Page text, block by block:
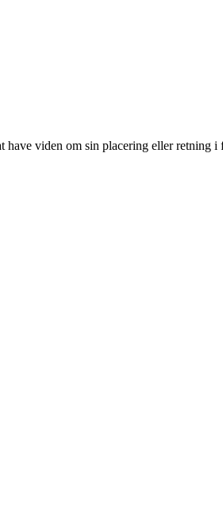
viden om sin placering eller retning